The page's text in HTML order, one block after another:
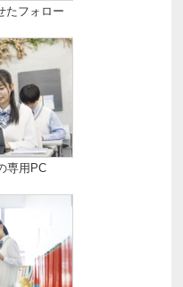
たフォロー
専用PC